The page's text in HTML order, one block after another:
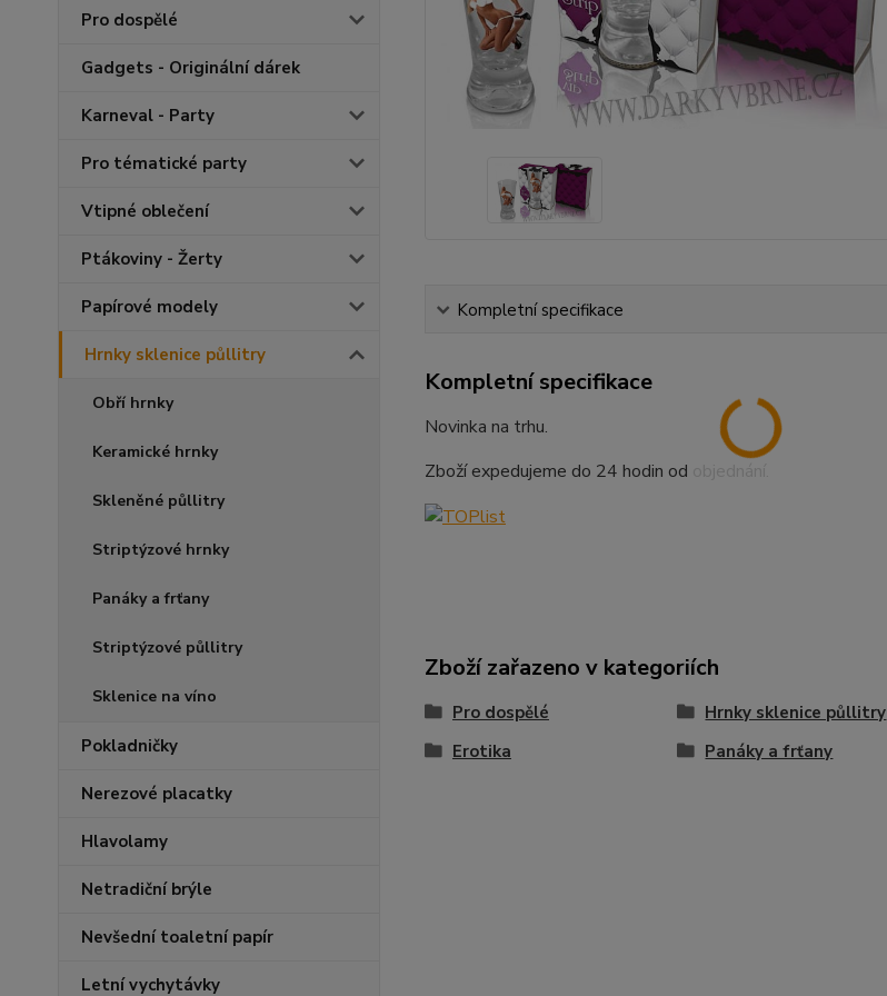
Pro dospělé
Gadgets - Originální dárek
Karneval - Party
Pro tématické party
Vtipné oblečení
Ptákoviny - Žerty
Papírové modely
Hrnky sklenice půllitry
Obří hrnky
Keramické hrnky
Skleněné půllitry
Striptýzové hrnky
Panáky a frťany
Striptýzové půllitry
Sklenice na víno
Pokladničky
Nerezové placatky
Hlavolamy
Netradiční brýle
Nevšední toaletní papír
Letní vychytávky
Kompletní specifikace
Kompletní specifikace
Novinka na trhu.
Zboží expedujeme do 24 hodin od objednání.
Zboží zařazeno v kategoriích
Pro dospělé Hrnky sklenice půllitry
Erotika
Panáky a frťany